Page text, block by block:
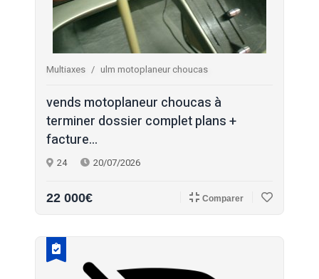
Multiaxes ulm motoplaneur choucas
vends motoplaneur choucas à
terminer dossier complet plans +
facture...
24 20/07/2026
22 000€ Comparer